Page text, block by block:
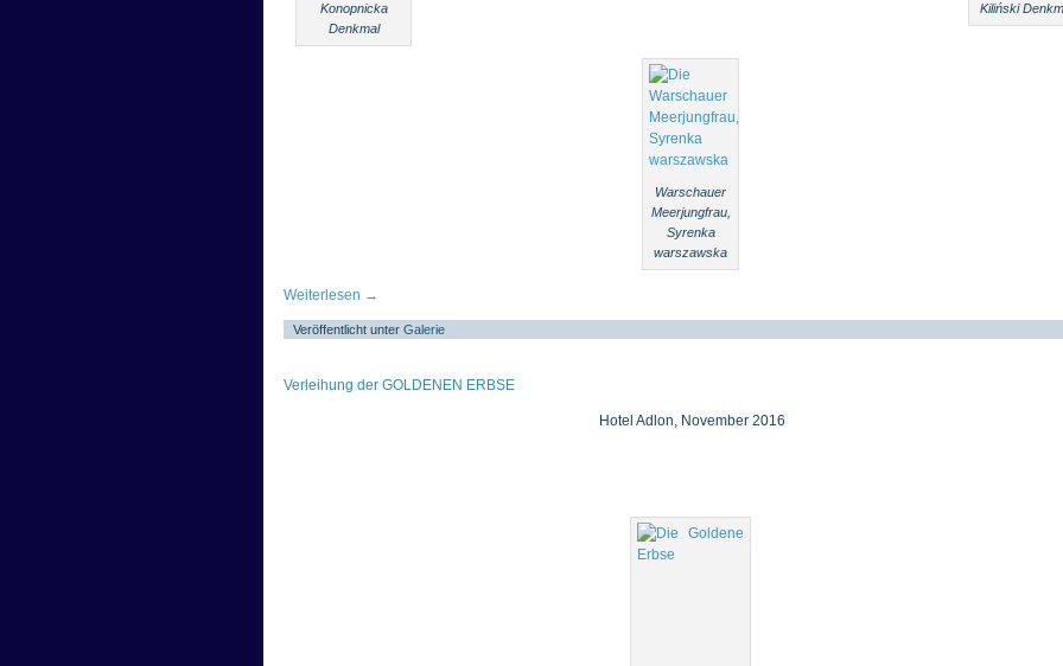
Kiliński
Konopnicka
Denkmal
Warschauer
Meerjungfrau,
Syrenka
warszawska
Weiterlesen →
Veröffentlicht unter Galerie
Verleihung der GOLDENEN ERBSE
Hotel Adlon, November 2016